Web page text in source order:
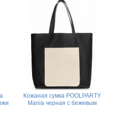
Кожаная сумка POOLPARTY
Mania черная с бежевым